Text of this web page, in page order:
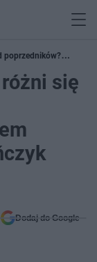
poprzedników?
się
Dodaj do Google